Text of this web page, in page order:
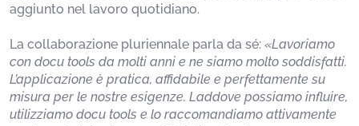
aggiunto nel lavoro quotidiano.
La collaborazione pluriennale parla da sé: «Lavoriamo
con docu tools da molti anni e ne siamo molto soddisfatti.
L’applicazione è pratica, affidabile e perfettamente su
misura per le nostre esigenze. Laddove possiamo influire,
utilizziamo docu tools e lo raccomandiamo attivamente